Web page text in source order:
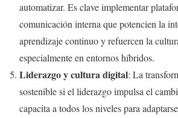
automatizar. Es clave implementar
comunicación interna que potencien la
aprendizaje continuo y refuercen la
especialmente en entornos híbridos.
Liderazgo y cultura digital: La
sostenible si el liderazgo impulsa el
capacita a todos los niveles para